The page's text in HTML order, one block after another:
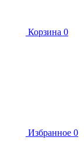
Корзина 0
Избранное 0